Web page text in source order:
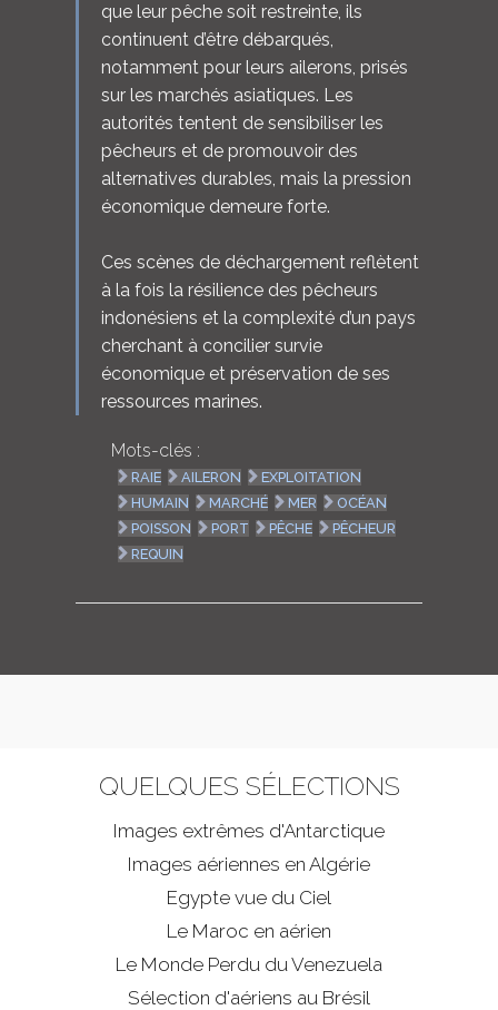
que leur pêche soit restreinte, ils
continuent d’être débarqués,
notamment pour leurs ailerons, prisés
sur les marchés asiatiques. Les
autorités tentent de sensibiliser les
pêcheurs et de promouvoir des
alternatives durables, mais la pression
économique demeure forte.
Ces scènes de déchargement reflètent
à la fois la résilience des pêcheurs
indonésiens et la complexité d’un pays
cherchant à concilier survie
économique et préservation de ses
ressources marines.
Mots-clés :
RAIE AILERON
EXPLOITATION
HUMAIN
MARCHÉ MER
OCÉAN
POISSON
PORT PÊCHE
PÊCHEUR
REQUIN
QUELQUES SÉLECTIONS
Images extrêmes d'Antarctique
Images aériennes en Algérie
Egypte vue du Ciel
Le Maroc en aérien
Le Monde Perdu du Venezuela
Sélection d'aériens au Brésil